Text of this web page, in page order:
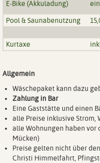
E-Bike (Akkuladung)
Pool & Saunabenutzung
Kurtaxe
Allgemein
Wäschepaket kann dazu
Zahlung in Bar
Eine Gaststätte und einen
alle Preise inklusive Strom,
alle Wohnungen haben vor
Mücken)
Preise gelten nicht über
Christi Himmelfahrt,